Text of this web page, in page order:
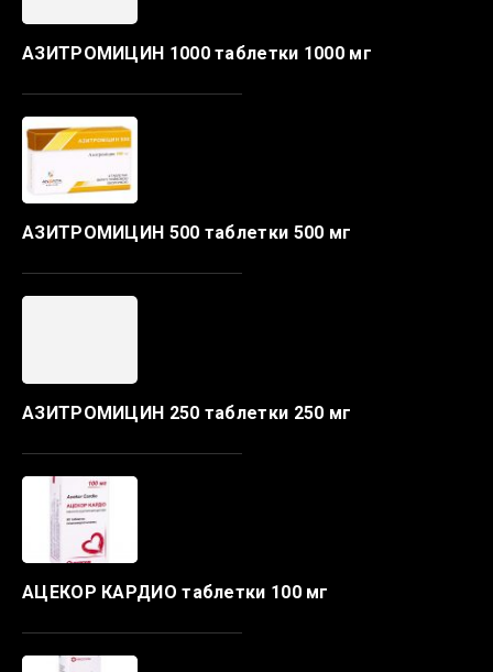
АЗИТРОМИЦИН 1000 таблетки 1000 мг
АЗИТРОМИЦИН 500 таблетки 500 мг
АЗИТРОМИЦИН 250 таблетки 250 мг
АЦЕКОР КАРДИО таблетки 100 мг